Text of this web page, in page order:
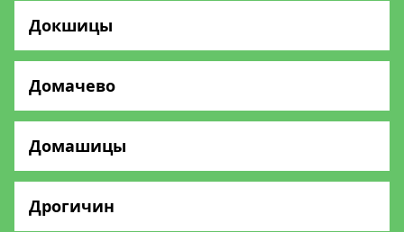
Докшицы
Домачево
Домашицы
Дрогичин